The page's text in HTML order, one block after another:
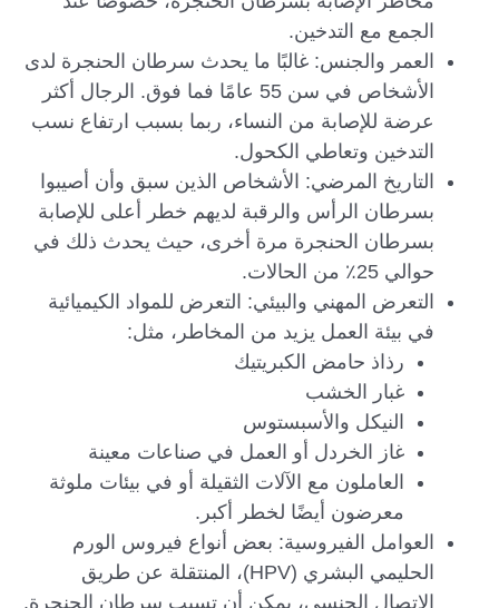
الجمع مع التدخين.
العمر والجنس: غالبًا ما يحدث سرطان الحنجرة لدى
الأشخاص في سن 55 عامًا فما فوق. الرجال أكثر
عرضة للإصابة من النساء، ربما بسبب ارتفاع نسب
التدخين وتعاطي الكحول.
التاريخ المرضي: الأشخاص الذين سبق وأن أصيبوا
بسرطان الرأس والرقبة لديهم خطر أعلى للإصابة
بسرطان الحنجرة مرة أخرى، حيث يحدث ذلك في
حوالي 25٪ من الحالات.
التعرض المهني والبيئي: التعرض للمواد الكيميائية
في بيئة العمل يزيد من المخاطر، مثل:
رذاذ حامض الكبريتيك
غبار الخشب
النيكل والأسبستوس
غاز الخردل أو العمل في صناعات معينة
العاملون مع الآلات الثقيلة أو في بيئات ملوثة
معرضون أيضًا لخطر أكبر.
العوامل الفيروسية: بعض أنواع فيروس الورم
الحليمي البشري (HPV)، المنتقلة عن طريق
الاتصال الجنسي، يمكن أن تسبب سرطان الحنجرة.